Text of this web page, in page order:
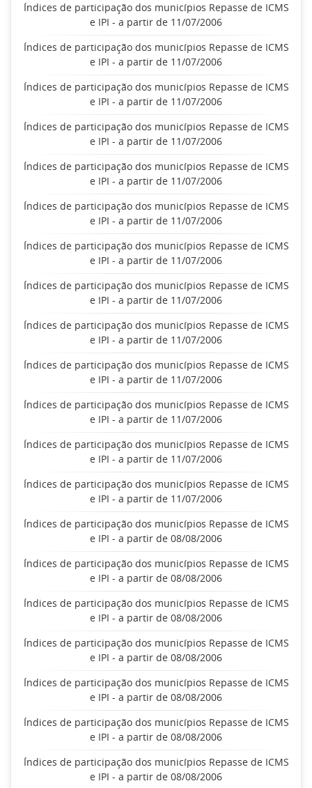
Índices de participação dos municípios Repasse de ICMS
e IPI - a partir de 11/07/2006
Índices de participação dos municípios Repasse de ICMS
e IPI - a partir de 11/07/2006
Índices de participação dos municípios Repasse de ICMS
e IPI - a partir de 11/07/2006
Índices de participação dos municípios Repasse de ICMS
e IPI - a partir de 11/07/2006
Índices de participação dos municípios Repasse de ICMS
e IPI - a partir de 11/07/2006
Índices de participação dos municípios Repasse de ICMS
e IPI - a partir de 11/07/2006
Índices de participação dos municípios Repasse de ICMS
e IPI - a partir de 11/07/2006
Índices de participação dos municípios Repasse de ICMS
e IPI - a partir de 11/07/2006
Índices de participação dos municípios Repasse de ICMS
e IPI - a partir de 11/07/2006
Índices de participação dos municípios Repasse de ICMS
e IPI - a partir de 11/07/2006
Índices de participação dos municípios Repasse de ICMS
e IPI - a partir de 11/07/2006
Índices de participação dos municípios Repasse de ICMS
e IPI - a partir de 11/07/2006
Índices de participação dos municípios Repasse de ICMS
e IPI - a partir de 11/07/2006
Índices de participação dos municípios Repasse de ICMS
e IPI - a partir de 08/08/2006
Índices de participação dos municípios Repasse de ICMS
e IPI - a partir de 08/08/2006
Índices de participação dos municípios Repasse de ICMS
e IPI - a partir de 08/08/2006
Índices de participação dos municípios Repasse de ICMS
e IPI - a partir de 08/08/2006
Índices de participação dos municípios Repasse de ICMS
e IPI - a partir de 08/08/2006
Índices de participação dos municípios Repasse de ICMS
e IPI - a partir de 08/08/2006
Índices de participação dos municípios Repasse de ICMS
e IPI - a partir de 08/08/2006